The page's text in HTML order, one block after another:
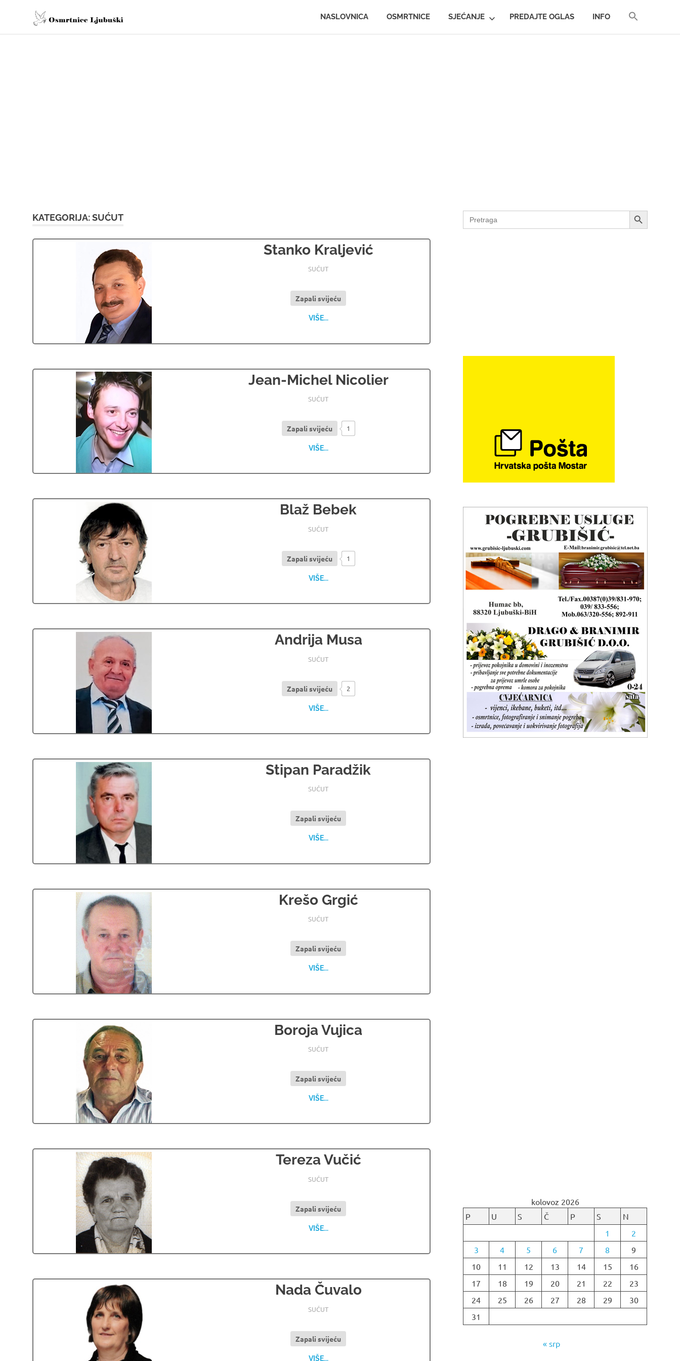
osmrtnice.ljportal.comNASLOVNICA OSMRTNICE SJEĆANJE PREDAJTE OGLAS INFO
KATEGORIJA:SUĆUT
Stanko Kraljević
16.02.2026
OSMRTNICE LJUBUSKI
SUĆUT
Zapali svijeću
VIŠE...
Jean-Michel Nicolier
05.11.2025
OSMRTNICE LJUBUSKI
SUĆUT
Zapali svijeću 1
VIŠE...
Blaž Bebek
11.12.2024
OSMRTNICE LJUBUSKI
SUĆUT
Zapali svijeću 1
VIŠE...
Andrija Musa
20.05.2024
OSMRTNICE LJUBUSKI
SUĆUT
Zapali svijeću 2
VIŠE...
Stipan Paradžik
23.12.2023
OSMRTNICE LJUBUSKI
SUĆUT
Zapali svijeću
VIŠE...
Krešo Grgić
19.12.2023
OSMRTNICE LJUBUSKI
SUĆUT
Zapali svijeću
VIŠE...
Boroja Vujica
24.06.2022
OSMRTNICE LJUBUSKI
SUĆUT
Zapali svijeću
VIŠE...
Tereza Vučić
27.05.2022
OSMRTNICE LJUBUSKI
SUĆUT
Zapali svijeću
VIŠE...
Nada Čuvalo
16.12.2021
OSMRTNICE LJUBUSKI
SUĆUT
Zapali svijeću
VIŠE...
Search
for:
SEARCH BUTTON
kolovoz 2026
P
U S Č P S
N
1
2
3
4 5 6 7 8
9
10
11 12 13 14 15
16
17
18 19 20 21 22
23
24
25 26 27 28 29
30
31
« srp